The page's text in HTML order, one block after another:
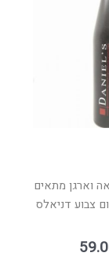
וארגן מתאים
צבוע דניאלס